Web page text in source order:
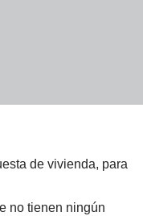
de vivienda, para
no tienen ningún